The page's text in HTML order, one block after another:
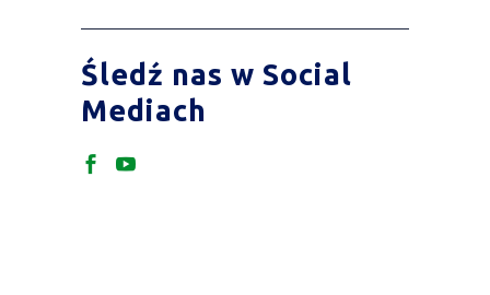
Śledź nas w Social
Mediach